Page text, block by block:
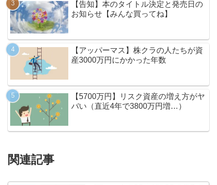
【告知】本のタイトル決定と発売日の
お知らせ【みんな買ってね】
【アッパーマス】株クラの人たちが資
産3000万円にかかった年数
【5700万円】リスク資産の増え方がヤ
バい（直近4年で3800万円増…）
関連記事